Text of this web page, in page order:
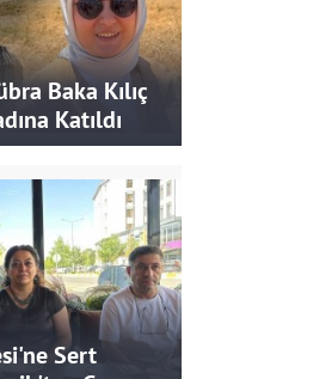
Baka Kılıç
Katıldı
Sert